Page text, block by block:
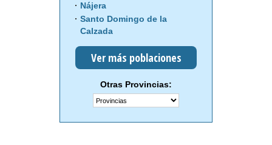
Nájera
Santo Domingo de la
Calzada
Ver más poblaciones
Otras Provincias: